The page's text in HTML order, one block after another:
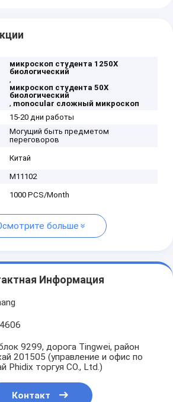
микроскоп студента 1250X
биологический
,
микроскоп студента 50X
биологический
, monocular сложный микроскоп
15-20 дни работы
Могущий быть предметом
переговоров
Китай
M11102
1000 PCS/Month
больше
Информация
9299, дорога Tingwei, район
201505 (управление и офис по
Phidix торгуя CO., Ltd.)
Контакт